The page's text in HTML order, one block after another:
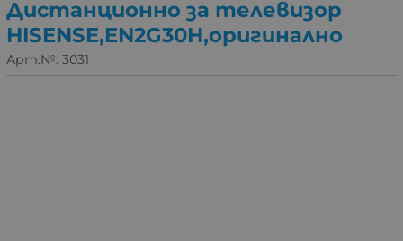
Дистанционно за телевизор
HISENSE,EN2G30H,оригинално
Арт.№: 3031